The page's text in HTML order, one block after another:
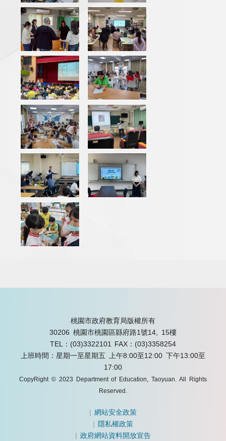
桃園市政府教育局版權所有
30206 桃園市桃園區縣府路1號14, 15樓
TEL：(03)3322101
FAX：(03)3358254
上班時間：星期一至星期五 上午8:00至12:00 下午13:00至
17:00
CopyRight © 2023 Department of Education, Taoyuan. All Rights
Reserved.
|網站安全政策
| 隱私權政策
|政府網站資料開放宣告